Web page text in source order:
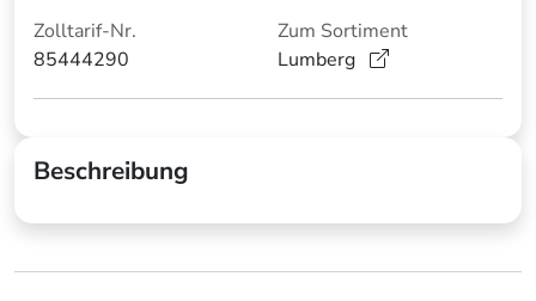
Zolltarif-Nr.
85444290
Zum Sortiment
Lumberg
Beschreibung